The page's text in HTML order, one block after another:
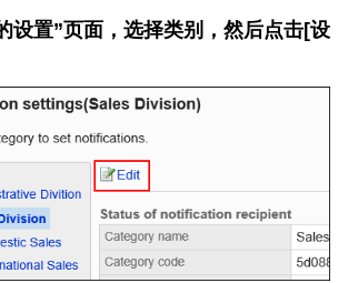
设置”页面，选择类别，然后点击[设